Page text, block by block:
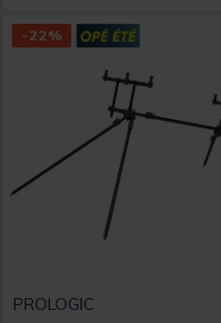
-22%
PROLOGIC